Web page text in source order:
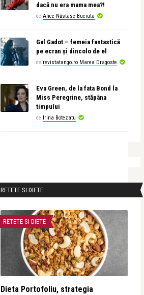
dacă nu era mama mea?!
de Alice Năstase Buciuta
Gal Gadot – femeia fantastică
pe ecran și dincolo de el
de revistatango.ro Marea Dragoste
Eva Green, de la fata Bond la
Miss Peregrine, stăpâna
timpului
de Irina Botezatu
RETETE SI DIETE
RETETE SI DIETE
Dieta Portofoliu, strategia